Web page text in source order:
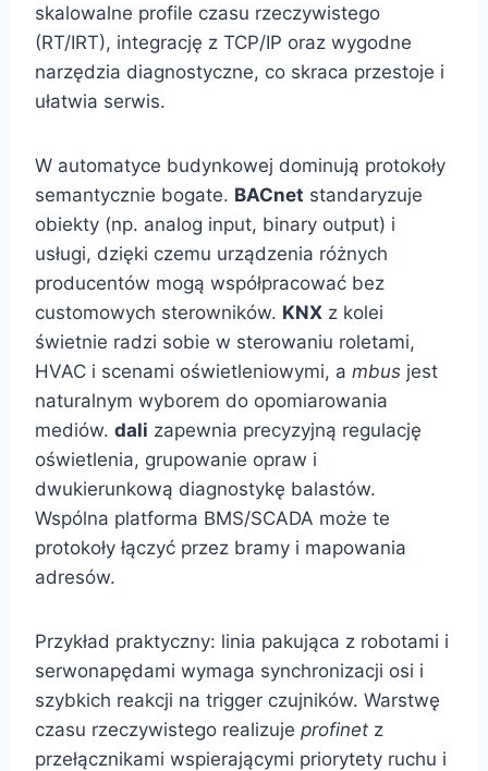
skalowalne profile czasu rzeczywistego
(RT/IRT), integrację z TCP/IP oraz wygodne
narzędzia diagnostyczne, co skraca przestoje i
ułatwia serwis.
W automatyce budynkowej dominują protokoły
semantycznie bogate. BACnet standaryzuje
obiekty (np. analog input, binary output) i
usługi, dzięki czemu urządzenia różnych
producentów mogą współpracować bez
customowych sterowników. KNX z kolei
świetnie radzi sobie w sterowaniu roletami,
HVAC i scenami oświetleniowymi, a mbus jest
naturalnym wyborem do opomiarowania
mediów. dali zapewnia precyzyjną regulację
oświetlenia, grupowanie opraw i
dwukierunkową diagnostykę balastów.
Wspólna platforma BMS/SCADA może te
protokoły łączyć przez bramy i mapowania
adresów.
Przykład praktyczny: linia pakująca z robotami i
serwonapędami wymaga synchronizacji osi i
szybkich reakcji na trigger czujników. Warstwę
czasu rzeczywistego realizuje profinet z
przełącznikami wspierającymi priorytety ruchu i